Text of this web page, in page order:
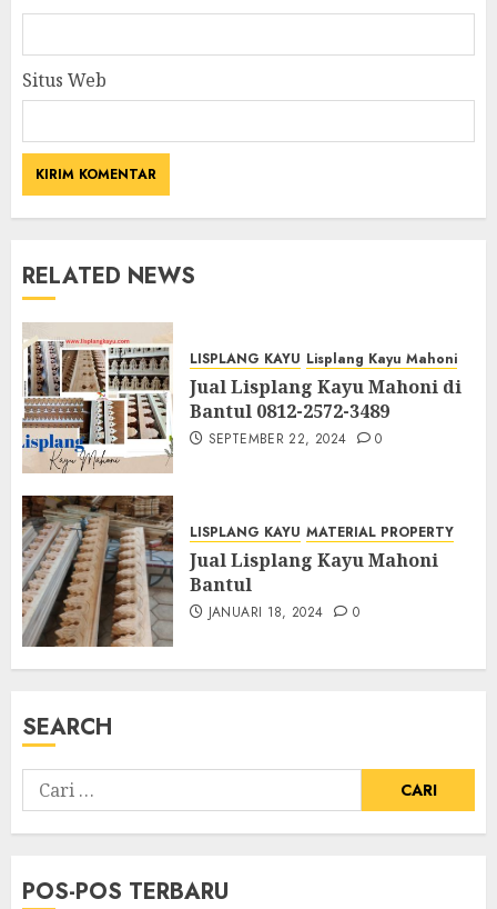
Situs Web
RELATED NEWS
LISPLANG KAYU Lisplang Kayu Mahoni
Jual Lisplang Kayu Mahoni di
Bantul 0812-2572-3489
SEPTEMBER 22, 2024 0
LISPLANG KAYU MATERIAL PROPERTY
Jual Lisplang Kayu Mahoni
Bantul
JANUARI 18, 2024 0
SEARCH
POS-POS TERBARU